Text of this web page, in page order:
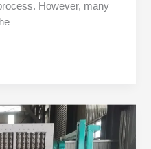
However, many